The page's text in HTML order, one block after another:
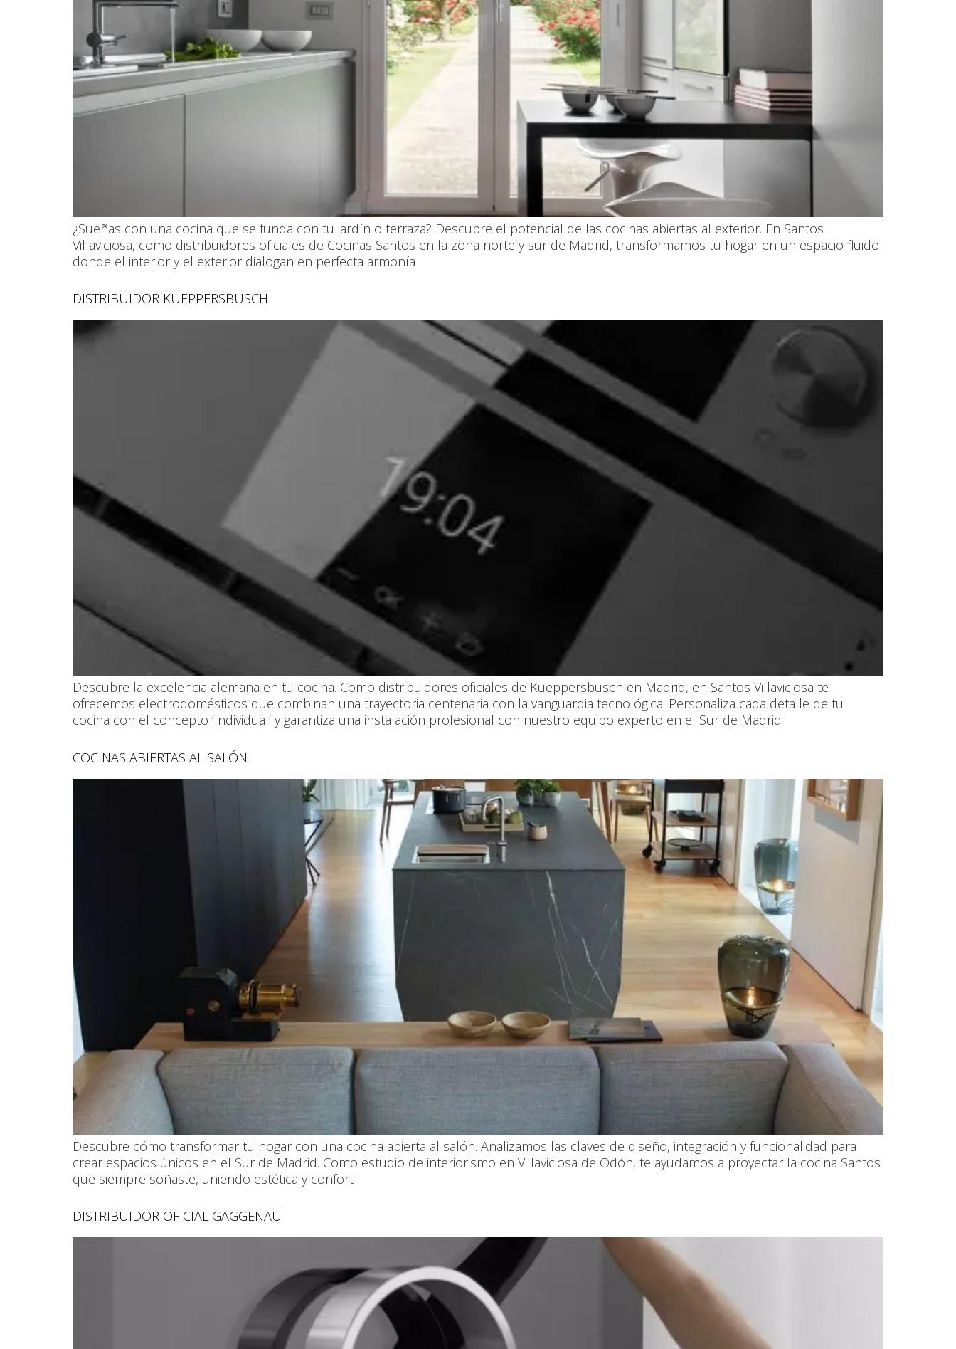
¿Sueñas con una cocina que se funda con tu jardín o terraza? Descubre el potencial de las cocinas abiertas al exterior. En Santos
Villaviciosa, como distribuidores oficiales de Cocinas Santos en la zona norte y sur de Madrid, transformamos tu hogar en un espacio fluido
donde el interior y el exterior dialogan en perfecta armonía
DISTRIBUIDOR KUEPPERSBUSCH
Descubre la excelencia alemana en tu cocina. Como distribuidores oficiales de Kueppersbusch en Madrid, en Santos Villaviciosa te
ofrecemos electrodomésticos que combinan una trayectoria centenaria con la vanguardia tecnológica. Personaliza cada detalle de tu
cocina con el concepto ‘Individual’ y garantiza una instalación profesional con nuestro equipo experto en el Sur de Madrid
COCINAS ABIERTAS AL SALÓN
Descubre cómo transformar tu hogar con una cocina abierta al salón. Analizamos las claves de diseño, integración y funcionalidad para
crear espacios únicos en el Sur de Madrid. Como estudio de interiorismo en Villaviciosa de Odón, te ayudamos a proyectar la cocina Santos
que siempre soñaste, uniendo estética y confort
DISTRIBUIDOR OFICIAL GAGGENAU